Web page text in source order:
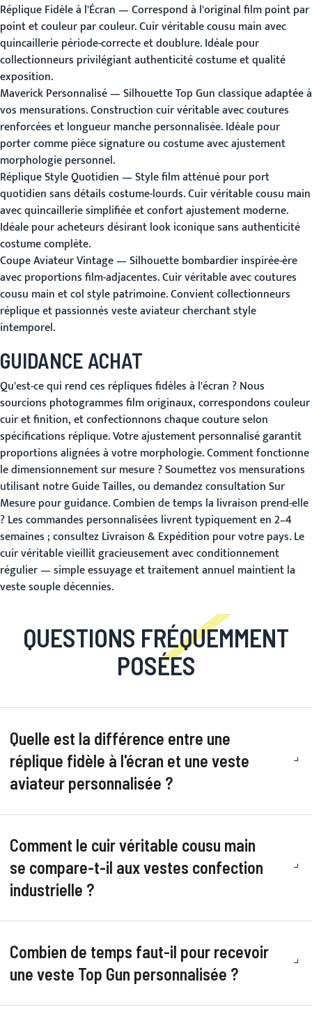
Réplique Fidèle à l'Écran— Correspond à l'original film point par
point et couleur par couleur. Cuir véritable cousu main avec
quincaillerie période-correcte et doublure. Idéale pour
collectionneurs privilégiant authenticité costume et qualité
exposition.
Maverick Personnalisé— Silhouette Top Gun classique adaptée à
vos mensurations. Construction cuir véritable avec coutures
renforcées et longueur manche personnalisée. Idéale pour
porter comme pièce signature ou costume avec ajustement
morphologie personnel.
Réplique Style Quotidien— Style film atténué pour port
quotidien sans détails costume-lourds. Cuir véritable cousu main
avec quincaillerie simplifiée et confort ajustement moderne.
Idéale pour acheteurs désirant look iconique sans authenticité
costume complète.
Coupe Aviateur Vintage— Silhouette bombardier inspirée-ère
avec proportions film-adjacentes. Cuir véritable avec coutures
cousu main et col style patrimoine. Convient collectionneurs
réplique et passionnés veste aviateur cherchant style
intemporel.
GUIDANCE ACHAT
Qu'est-ce qui rend ces répliques fidèles à l'écran ?Nous
sourcions photogrammes film originaux, correspondons couleur
cuir et finition, et confectionnons chaque couture selon
spécifications réplique. Votre ajustement personnalisé garantit
proportions alignées à votre morphologie.Comment fonctionne
le dimensionnement sur mesure ?Soumettez vos mensurations
utilisant notreGuide Tailles, ou demandez consultationSur
Mesurepour guidance.Combien de temps la livraison prend-elle
?Les commandes personnalisées livrent typiquement en 2–4
semaines ; consultezLivraison & Expédition pour votre pays. Le
cuir véritable vieillit gracieusement avec conditionnement
régulier — simple essuyage et traitement annuel maintient la
veste souple décennies.
QUESTIONS FRÉQUEMMENT
POSÉES
Quelle est la différence entre une
réplique fidèle à l'écran et une veste
aviateur personnalisée ?
Comment le cuir véritable cousu main
se compare-t-il aux vestes confection
industrielle ?
Combien de temps faut-il pour recevoir
une veste Top Gun personnalisée ?